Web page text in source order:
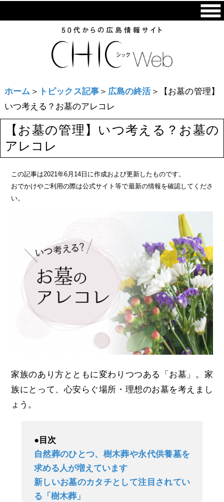
ホーム ＞ トピックス記事 ＞ 広島の終活＞【お墓の管理】
いつ考える？お墓のアレコレ
【お墓の管理】いつ考える？お墓の
アレコレ
この記事は2021年6月14日に作成および更新したものです。
おでかけやご利用の際は公式サイト等で最新の情報を確認してくださ
い。
家族のあり方とともに変わりつつある「お墓」。家
族にとって、心安らぐ場所・理想のお墓を考えまし
ょう。
●目次
自然葬のひとつ、樹木葬や永代供養墓を
求める人が増えています
新しいお墓のカタチとして注目されてい
る「樹木葬」